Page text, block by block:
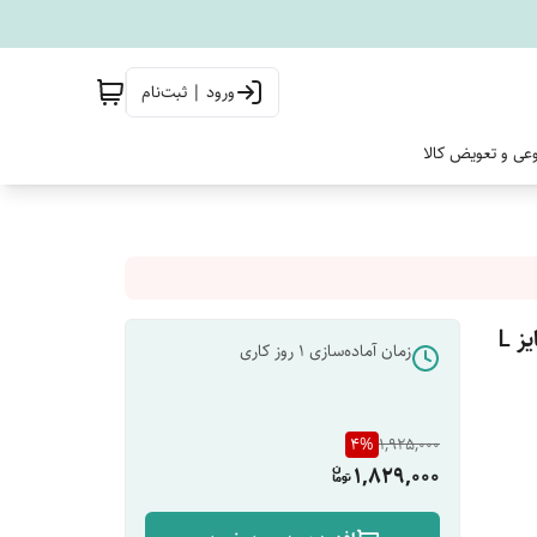
ورود | ثبت‌نام
و تعویض کالا
حوله تنپوش نخی سنتی یزدی صادراتی طرح چهارخونه فلورا سایز L زمان آماده‌سازی 1 روز کاری
1,925,000
4%
1,829,000